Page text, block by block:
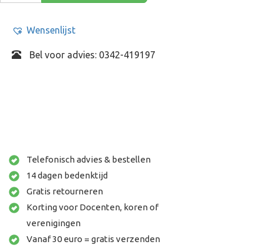
Wensenlijst
Bel voor advies: 0342-419197
Telefonisch advies & bestellen
14 dagen bedenktijd
Gratis retourneren
Korting voor Docenten, koren of
verenigingen
Vanaf 30 euro = gratis verzenden